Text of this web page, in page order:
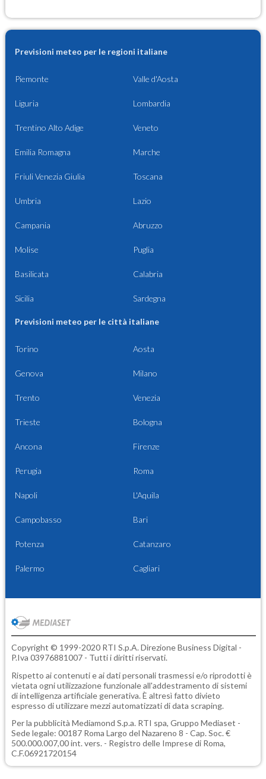
Previsioni meteo per le regioni italiane
Piemonte Valle d'Aosta
Liguria Lombardia
Trentino Alto Adige Veneto
Emilia Romagna Marche
Friuli Venezia Giulia Toscana
Umbria Lazio
Campania Abruzzo
Molise Puglia
Basilicata Calabria
Sicilia Sardegna
Previsioni meteo per le città italiane
Torino Aosta
Genova Milano
Trento Venezia
Trieste Bologna
Ancona Firenze
Perugia Roma
Napoli L'Aquila
Campobasso Bari
Potenza Catanzaro
Palermo Cagliari
Copyright © 1999-2020 RTI S.p.A. Direzione Business Digital -
P.Iva 03976881007 - Tutti i diritti riservati.
Rispetto ai contenuti e ai dati personali trasmessi e/o riprodotti è
vietata ogni utilizzazione funzionale all'addestramento di sistemi
di intelligenza artificiale generativa. È altresì fatto divieto
espresso di utilizzare mezzi automatizzati di data scraping.
Per la pubblicità Mediamond S.p.a. RTI spa, Gruppo Mediaset -
Sede legale: 00187 Roma Largo del Nazareno 8 - Cap. Soc. €
500.000.007,00 int. vers. - Registro delle Imprese di Roma,
C.F.06921720154